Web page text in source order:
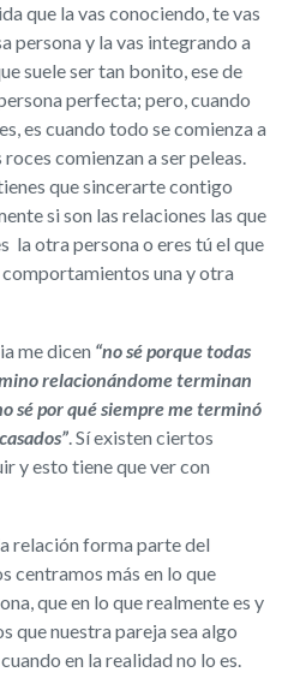
que la vas conociendo, te vas
persona y la vas integrando a
suele ser tan bonito, ese de
perfecta; pero, cuando
es cuando todo se comienza a
comienzan a ser peleas.
que sincerarte contigo
si son las relaciones las que
la otra persona o eres tú el que
una y otra
me dicen “nosé porque todas
relacionándome terminan
sé por quésiempre me terminó
. Sí existen ciertos
y esto tiene que ver con
relación forma parte del
centramos más en lo que
que en lo que realmente es y
que nuestra pareja sea algo
en la realidad no lo es.